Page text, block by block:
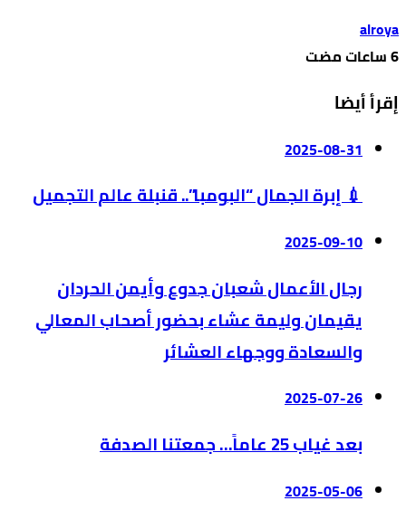
alroya
إقرأ أيضا
2025-08-31
💉 إبرة الجمال “البومبا”.. قنبلة عالم التجميل
2025-09-10
رجال الأعمال شعبان جدوع وأيمن الحردان
يقيمان وليمة عشاء بحضور أصحاب المعالي
والسعادة ووجهاء العشائر
2025-07-26
بعد غياب 25 عاماً… جمعتنا الصدفة
2025-05-06